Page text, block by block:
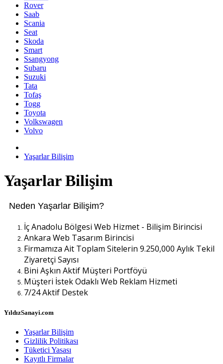
Rover
Saab
Scania
Seat
Skoda
Smart
Ssangyong
Subaru
Suzuki
Tata
Tofaş
Togg
Toyota
Volkswagen
Volvo
Yaşarlar Bilişim
Yaşarlar Bilişim
Neden Yaşarlar Bilişim?
İç Anadolu Bölgesi Web Hizmet - Bilişim Birincisi
Ankara Web Tasarım Birincisi
Firmamıza Ait Toplam Sitelerin 9.250,000 Aylık Tekil
Ziyaretçi Sayısı
Bini Aşkın Aktif Müşteri Portföyü
Müşteri İstek Odaklı Web Reklam Hizmeti
7/24 Aktif Destek
YıldızSanayi.com
Yaşarlar Bilişim
Gizlilik Politikası
Tüketici Yasası
Kayıtlı Firmalar